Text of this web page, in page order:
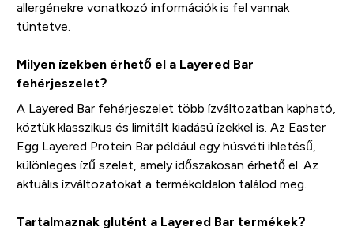
allergénekre vonatkozó információk is fel vannak
tüntetve.
Milyen ízekben érhető el a Layered Bar
fehérjeszelet?
A Layered Bar fehérjeszelet több ízváltozatban kapható,
köztük klasszikus és limitált kiadású ízekkel is. Az Easter
Egg Layered Protein Bar például egy húsvéti ihletésű,
különleges ízű szelet, amely időszakosan érhető el. Az
aktuális ízváltozatokat a termékoldalon találod meg.
Tartalmaznak glutént a Layered Bar termékek?